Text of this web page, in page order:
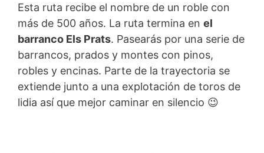
Esta ruta recibe el nombre de un roble con
más de 500 años. La ruta termina en el
barranco Els Prats. Pasearás por una serie de
barrancos, prados y montes con pinos,
robles y encinas. Parte de la trayectoria se
extiende junto a una explotación de toros de
lidia así que mejor caminar en silencio 😉